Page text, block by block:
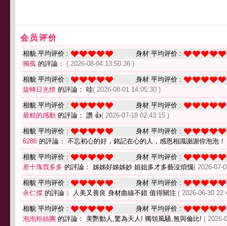
会员评价
相貌 平均评价 :
身材 平均评价 :
獨孤 的評論： ( 2026-08-04 13:50:36 )
相貌 平均评价 :
身材 平均评价 :
旋轉日光燈 的評論： 哇( 2026-08-01 14:05:30 )
相貌 平均评价 :
身材 平均评价 :
最粗的感動 的評論： 讚 👍( 2026-07-18 02:43:15 )
相貌 平均评价 :
身材 平均评价 :
6286 的評論： 不忘初心的好，銘記在心的人，感恩相識謝謝你泡泡！
相貌 平均评价 :
身材 平均评价 :
差十塊買多多 的評論： 姊姊好姊姊妙 姐姐多才多藝沒煩惱( 2026-07-
相貌 平均评价 :
身材 平均评价 :
余仁傑 的評論： 人美又善良 身材曲線不錯 值得關注 ( 2026-06-30
相貌 平均评价 :
身材 平均评价 :
泡泡粉絲團 的評論： 美艷動人,驚為天人! 獨領風騷,無與倫比! ( 2026-